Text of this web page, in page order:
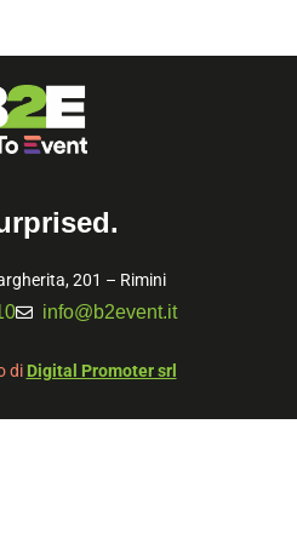
201 – Rimini
info@b2event.it
di Digital Promoter srl